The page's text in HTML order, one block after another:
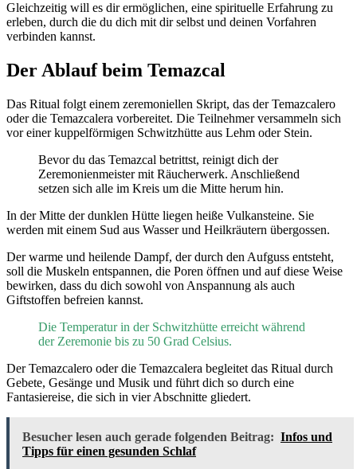
Gleichzeitig will es dir ermöglichen, eine spirituelle Erfahrung zu
erleben, durch die du dich mit dir selbst und deinen Vorfahren
verbinden kannst.
Der Ablauf beim Temazcal
Das Ritual folgt einem zeremoniellen Skript, das der Temazcalero
oder die Temazcalera vorbereitet. Die Teilnehmer versammeln sich
vor einer kuppelförmigen Schwitzhütte aus Lehm oder Stein.
Bevor du das Temazcal betrittst, reinigt dich der
Zeremonienmeister mit Räucherwerk. Anschließend
setzen sich alle im Kreis um die Mitte herum hin.
In der Mitte der dunklen Hütte liegen heiße Vulkansteine. Sie
werden mit einem Sud aus Wasser und Heilkräutern übergossen.
Der warme und heilende Dampf, der durch den Aufguss entsteht,
soll die Muskeln entspannen, die Poren öffnen und auf diese Weise
bewirken, dass du dich sowohl von Anspannung als auch
Giftstoffen befreien kannst.
Die Temperatur in der Schwitzhütte erreicht während
der Zeremonie bis zu 50 Grad Celsius.
Der Temazcalero oder die Temazcalera begleitet das Ritual durch
Gebete, Gesänge und Musik und führt dich so durch eine
Fantasiereise, die sich in vier Abschnitte gliedert.
Besucher lesen auch gerade folgenden Beitrag: Infos und
Tipps für einen gesunden Schlaf